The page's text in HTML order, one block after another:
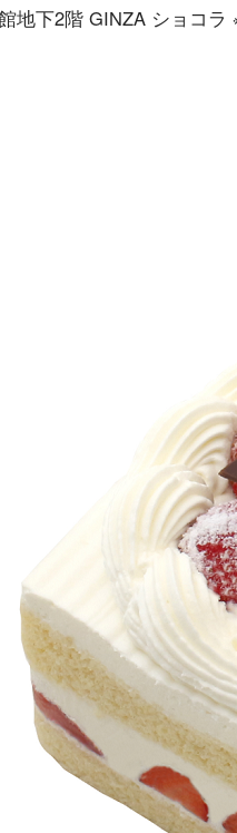
地下2階 GINZA ショコラ